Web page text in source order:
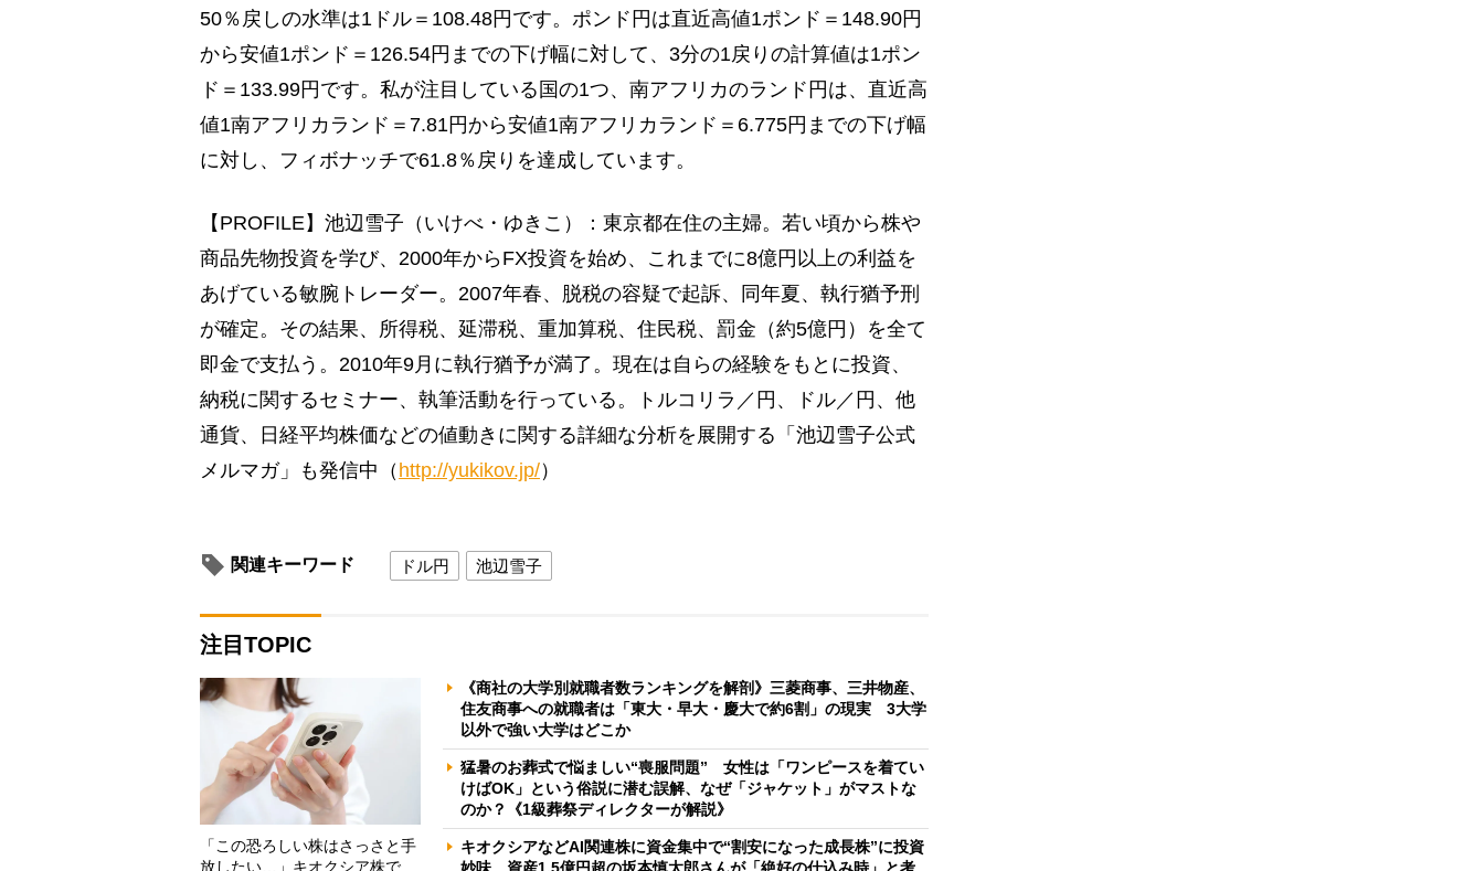
50％戻しの水準は1ドル＝108.48円です。ポンド円は直近高値1ポンド＝148.90円
から安値1ポンド＝126.54円までの下げ幅に対して、3分の1戻りの計算値は1ポン
ド＝133.99円です。私が注目している国の1つ、南アフリカのランド円は、直近高
値1南アフリカランド＝7.81円から安値1南アフリカランド＝6.775円までの下げ幅
に対し、フィボナッチで61.8％戻りを達成しています。
【PROFILE】池辺雪子（いけべ・ゆきこ）：東京都在住の主婦。若い頃から株や
商品先物投資を学び、2000年からFX投資を始め、これまでに8億円以上の利益を
あげている敏腕トレーダー。2007年春、脱税の容疑で起訴、同年夏、執行猶予刑
が確定。その結果、所得税、延滞税、重加算税、住民税、罰金（約5億円）を全て
即金で支払う。2010年9月に執行猶予が満了。現在は自らの経験をもとに投資、
納税に関するセミナー、執筆活動を行っている。トルコリラ／円、ドル／円、他
通貨、日経平均株価などの値動きに関する詳細な分析を展開する「池辺雪子公式
メルマガ」も発信中（ http://yukikov.jp/）
関連キーワード ドル円 池辺雪子
注目TOPIC
「この恐ろしい株はさっさと手
放したい…」キオクシア株で
《商社の大学別就職者数ランキングを解剖》三菱商事、三井物産、
住友商事への就職者は「東大・早大・慶大で約6割」の現実 3大学
以外で強い大学はどこか
猛暑のお葬式で悩ましい“喪服問題” 女性は「ワンピースを着てい
けばOK」という俗説に潜む誤解、なぜ「ジャケット」がマストな
のか？《1級葬祭ディレクターが解説》
キオクシアなどAI関連株に資金集中で“割安になった成長株”に投資
妙味 資産1.5億円超の坂本慎太郎さんが「絶好の仕込み時」と考